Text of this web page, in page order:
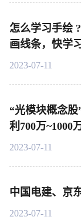
怎么学习手绘
画线条，快学
2023-07-11
“光模块概念
利700万~1000
2023-07-11
中国电建、京
2023-07-11